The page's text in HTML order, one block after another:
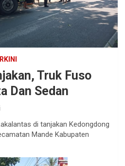
Truk Fuso
Dan Sedan
di tanjakan Kedongdong
Mande Kabupaten